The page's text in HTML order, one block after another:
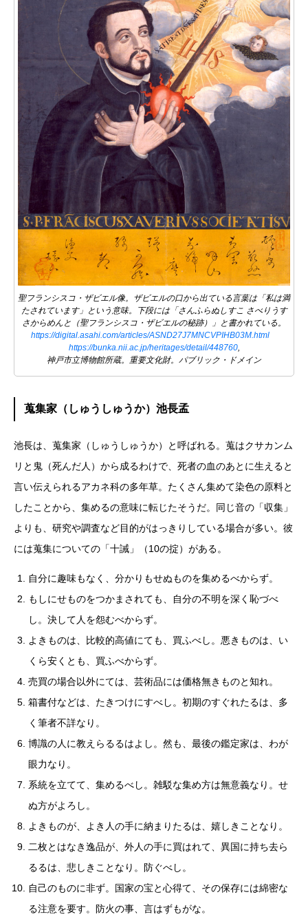
聖フランシスコ・ザビエル像。ザビエルの口から出ている言葉は「私は満
たされています」という意味。下段には「さんふらぬしすこ さべりうす
さからめんと（聖フランシスコ・ザビエルの秘跡）」と書かれている。
https://digital.asahi.com/articles/ASND27J7MNCVPIHB03M.html
https://bunka.nii.ac.jp/heritages/detail/448760,
神戸市立博物館所蔵。重要文化財。パブリック・ドメイン
蒐集家（しゅうしゅうか）池長孟
池長は、蒐集家（しゅうしゅうか）と呼ばれる。蒐はクサカンム
リと鬼（死んだ人）から成るわけで、死者の血のあとに生えると
言い伝えられるアカネ科の多年草。たくさん集めて染色の原料と
したことから、集めるの意味に転じたそうだ。同じ音の「収集」
よりも、研究や調査など目的がはっきりしている場合が多い。彼
には蒐集についての「十誡」（10の掟）がある。
自分に趣味もなく、分かりもせぬものを集めるべからず。
もしにせものをつかまされても、自分の不明を深く恥づべ
し。決して人を怨むべからず。
よきものは、比較的高値にても、買ふべし。悪きものは、い
くら安くとも、買ふべからず。
売買の場合以外にては、芸術品には価格無きものと知れ。
箱書付などは、たきつけにすべし。初期のすぐれたるは、多
く筆者不詳なり。
博識の人に教えらるるはよし。然も、最後の鑑定家は、わが
眼力なり。
系統を立てて、集めるべし。雑駁な集め方は無意義なり。せ
ぬ方がよろし。
よきものが、よき人の手に納まりたるは、嬉しきことなり。
二枚とはなき逸品が、外人の手に買はれて、異国に持ち去ら
るるは、悲しきことなり。防ぐべし。
自己のものに非ず。国家の宝と心得て、その保存には綿密な
る注意を要す。防火の事、言はずもがな。